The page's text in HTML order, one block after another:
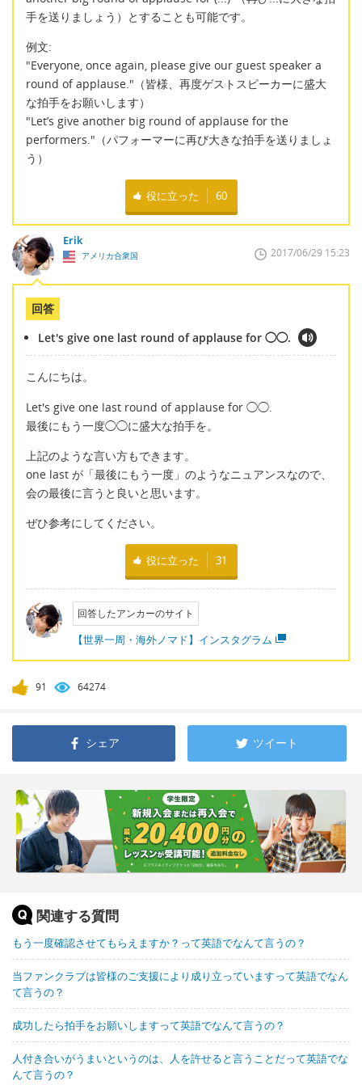
手を送りましょう）とすることも可能です。
例文:
"Everyone, once again, please give our guest speaker a
round of applause."（皆様、再度ゲストスピーカーに盛大
な拍手をお願いします）
"Let’s give another big round of applause for the
performers."（パフォーマーに再び大きな拍手を送りましょ
う）
役に立った 60
Erik
アメリカ合衆国 2017/06/29 15:23
回答
Let's give one last round of applause for ◯◯.
こんにちは。
Let's give one last round of applause for ◯◯.
最後にもう一度◯◯に盛大な拍手を。
上記のような言い方もできます。
one last が「最後にもう一度」のようなニュアンスなので、
会の最後に言うと良いと思います。
ぜひ参考にしてください。
役に立った 31
回答したアンカーのサイト
【世界一周・海外ノマド】インスタグラム
91 64274
シェア ツイート
関連する質問
もう一度確認させてもらえますか？って英語でなんて言うの？
当ファンクラブは皆様のご支援により成り立っていますって英語でなん
て言うの？
成功したら拍手をお願いしますって英語でなんて言うの？
人付き合いがうまいというのは、人を許せると言うことだって英語でな
んて言うの？